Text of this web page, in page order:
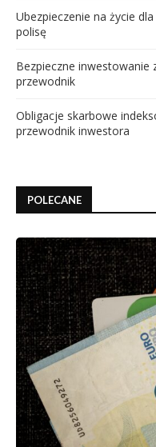
Ubezpieczenie na życie
polisę
Bezpieczne inwestowanie
przewodnik
Obligacje skarbowe
przewodnik inwestora
POLECANE